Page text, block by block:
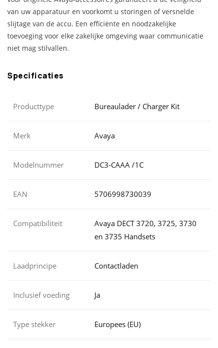
van uw apparatuur en voorkomt u storingen of versnelde
slijtage van de accu. Een efficiënte en noodzakelijke
toevoeging voor elke zakelijke omgeving waar communicatie
niet mag stilvallen.
Specificaties
Producttype Bureaulader / Charger Kit
Merk Avaya
Modelnummer DC3-CAAA /1C
EAN 5706998730039
Compatibiliteit
Avaya DECT 3720, 3725, 3730
en 3735 Handsets
Laadprincipe Contactladen
Inclusief voeding Ja
Type stekker Europees (EU)